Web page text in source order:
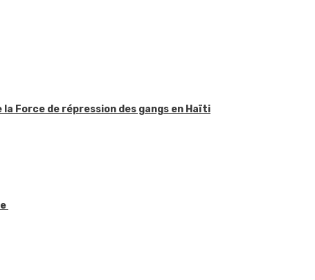
Force de répression des gangs en Haïti